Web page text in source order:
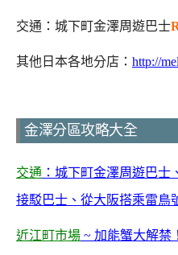
交通：城下町金澤周遊巴士
其他日本各地分店： http://
金澤分區攻略大全
交通 ：城下町金澤周遊巴士
接駁巴士、從大阪搭乘雷鳥
近江町市場 ~ 加能蟹大解禁